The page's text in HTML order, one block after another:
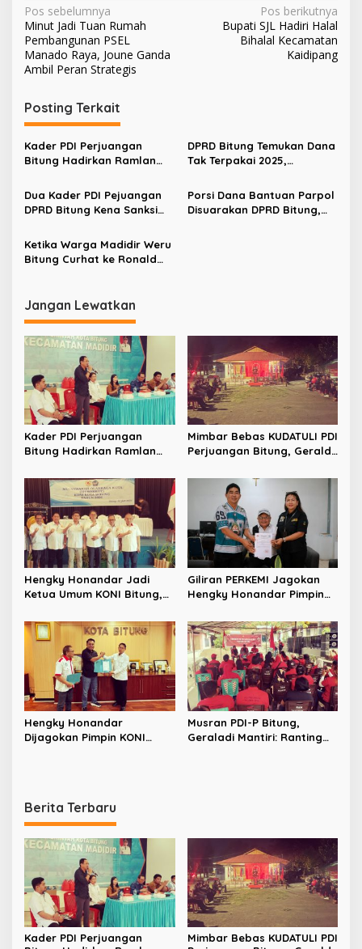
N
a
v
i
g
a
s
i
p
o
s
Pos sebelumnya
Minut Jadi Tuan Rumah
Pembangunan PSEL
Manado Raya, Joune Ganda
Ambil Peran Strategis
Pos berikutnya
Bupati SJL Hadiri Halal
Bihalal Kecamatan
Kaidipang
Posting Terkait
Kader PDI Perjuangan
Bitung Hadirkan Ramlan
Mandidir
DPRD Bitung Temukan Dana
Tak Terpakai 2025,
Dua Kader PDI Pejuangan
DPRD Bitung Kena Sanksi
Porsi Dana Bantuan Parpol
Disuarakan DPRD Bitung,
Ketika Warga Madidir Weru
Bitung Curhat ke Ronald
Jangan Lewatkan
Kader PDI Perjuangan
Bitung Hadirkan Ramlan
Mandidir
Mimbar Bebas KUDATULI PDI
Perjuangan Bitung, Geraldi
Sejarah
Hengky Honandar Jadi
Ketua Umum KONI Bitung,
Nama Prabowo
Giliran PERKEMI Jagokan
Hengky Honandar Pimpin
Hengky Honandar
Dijagokan Pimpin KONI
Musran PDI-P Bitung,
Geraladi Mantiri: Ranting
Berita Terbaru
Kader PDI Perjuangan
Mimbar Bebas KUDATULI PDI